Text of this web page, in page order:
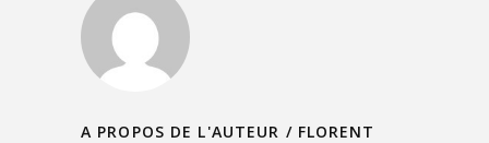
A PROPOS DE L'AUTEUR / FLORENT